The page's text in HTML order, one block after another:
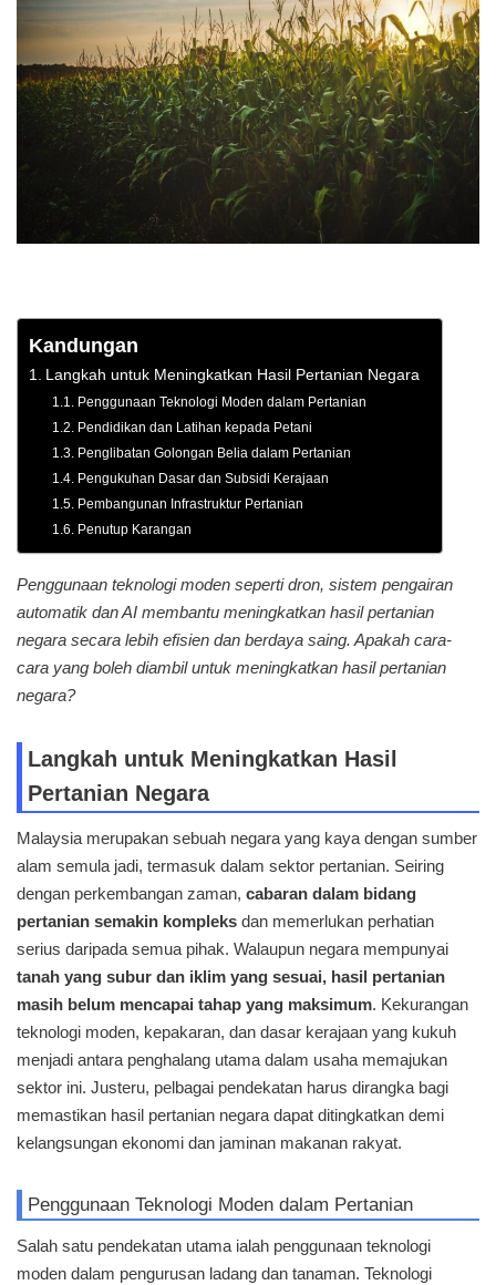
Kandungan
Langkah untuk Meningkatkan Hasil Pertanian Negara
Penggunaan Teknologi Moden dalam Pertanian
Pendidikan dan Latihan kepada Petani
Penglibatan Golongan Belia dalam Pertanian
Pengukuhan Dasar dan Subsidi Kerajaan
Pembangunan Infrastruktur Pertanian
Penutup Karangan
Penggunaan teknologi moden seperti dron, sistem pengairan
automatik dan AI membantu meningkatkan hasil pertanian
negara secara lebih efisien dan berdaya saing. Apakah cara-
cara yang boleh diambil untuk meningkatkan hasil pertanian
negara?
Langkah untuk Meningkatkan Hasil
Pertanian Negara
Malaysia merupakan sebuah negara yang kaya dengan sumber
alam semula jadi, termasuk dalam sektor pertanian. Seiring
dengan perkembangan zaman, cabaran dalam bidang
pertanian semakin kompleks dan memerlukan perhatian
serius daripada semua pihak. Walaupun negara mempunyai
tanah yang subur dan iklim yang sesuai, hasil pertanian
masih belum mencapai tahap yang maksimum. Kekurangan
teknologi moden, kepakaran, dan dasar kerajaan yang kukuh
menjadi antara penghalang utama dalam usaha memajukan
sektor ini. Justeru, pelbagai pendekatan harus dirangka bagi
memastikan hasil pertanian negara dapat ditingkatkan demi
kelangsungan ekonomi dan jaminan makanan rakyat.
Penggunaan Teknologi Moden dalam Pertanian
Salah satu pendekatan utama ialah penggunaan teknologi
moden dalam pengurusan ladang dan tanaman. Teknologi